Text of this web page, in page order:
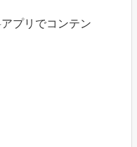
プリでコンテン